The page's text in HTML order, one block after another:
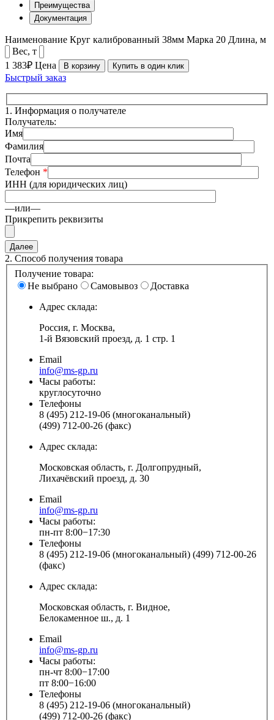
Преимущества
Документация
Наименование Круг калиброванный 38мм Марка 20 Длина, м
Вес, т
1 383₽ Цена В корзину Купить в один клик
Быстрый заказ
1. Информация о получателе
Получатель:
Имя
Фамилия
Почта
Телефон *
ИНН (для юридических лиц)
—или—
Прикрепить реквизиты
2. Способ получения товара
Получение товара:
Не выбрано
Самовывоз
Доставка
Адрес склада:
Россия, г. Москва,
1-й Вязовский проезд, д. 1 стр. 1
Email
info@ms-gp.ru
Часы работы:
круглосуточно
Телефоны
8 (495) 212-19-06 (многоканальный)
(499) 712-00-26 (факс)
Адрес склада:
Московская область, г. Долгопрудный,
Лихачёвский проезд, д. 30
Email
info@ms-gp.ru
Часы работы:
пн-пт 8:00−17:30
Телефоны
8 (495) 212-19-06 (многоканальный) (499) 712-00-26
(факс)
Адрес склада:
Московская область, г. Видное,
Белокаменное ш., д. 1
Email
info@ms-gp.ru
Часы работы:
пн-чт 8:00−17:00
пт 8:00−16:00
Телефоны
8 (495) 212-19-06 (многоканальный)
(499) 712-00-26 (факс)